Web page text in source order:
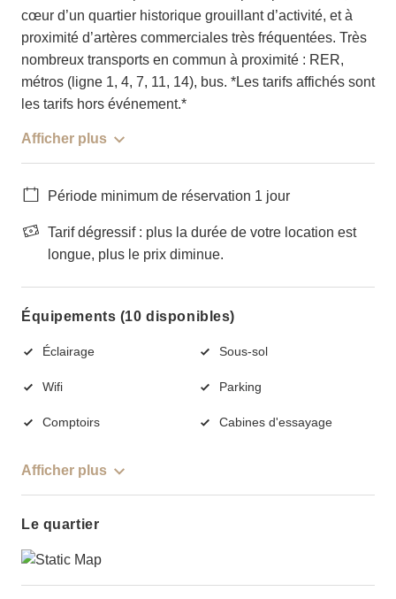
cœur d’un quartier historique grouillant d’activité, et à
proximité d’artères commerciales très fréquentées. Très
nombreux transports en commun à proximité : RER,
métros (ligne 1, 4, 7, 11, 14), bus. *Les tarifs affichés sont
les tarifs hors événement.*
Afficher plus
Période minimum de réservation 1 jour
Tarif dégressif : plus la durée de votre location est
longue, plus le prix diminue.
Équipements (10 disponibles)
Éclairage Sous-sol
Wifi Parking
Comptoirs Cabines d'essayage
Afficher plus
Le quartier